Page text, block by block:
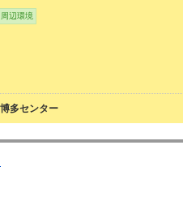
周辺環境
多センター